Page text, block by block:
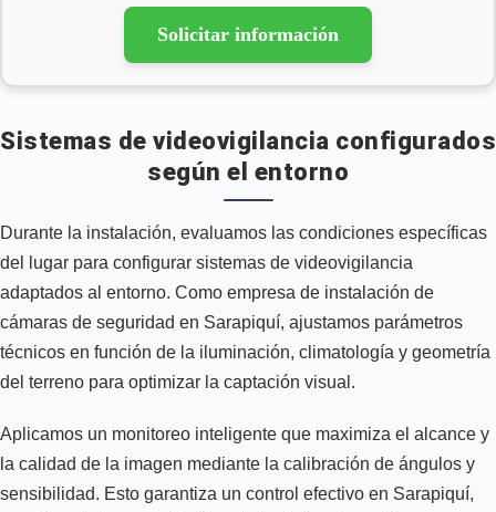
Solicitar información
Sistemas de videovigilancia configurados
según el entorno
Durante la instalación, evaluamos las condiciones específicas
del lugar para configurar sistemas de videovigilancia
adaptados al entorno. Como empresa de instalación de
cámaras de seguridad en Sarapiquí, ajustamos parámetros
técnicos en función de la iluminación, climatología y geometría
del terreno para optimizar la captación visual.
Aplicamos un monitoreo inteligente que maximiza el alcance y
la calidad de la imagen mediante la calibración de ángulos y
sensibilidad. Esto garantiza un control efectivo en Sarapiquí,